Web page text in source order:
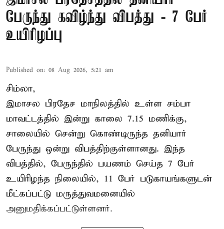
பேருந்து கவிழ்ந்து விபத்து - 7 பேர்
உயிரிழப்பு
Published on: 08 Aug 2026, 5:21 am
சிம்லா,
இமாசல பிரதேச மாநிலத்தில் உள்ள சம்பா
மாவட்டத்தில் இன்று காலை 7.15 மணிக்கு,
சாலையில் சென்று கொண்டிருந்த தனியார்
பேருந்து ஒன்று விபத்திற்குள்ளானது. இந்த
விபத்தில், பேருந்தில் பயணம் செய்த 7 பேர்
உயிரிழந்த நிலையில், 11 பேர் படுகாயங்களுடன்
மீட்கப்பட்டு மருத்துவமனையில்
அனுமதிக்கப்பட்டுள்ளனர்.